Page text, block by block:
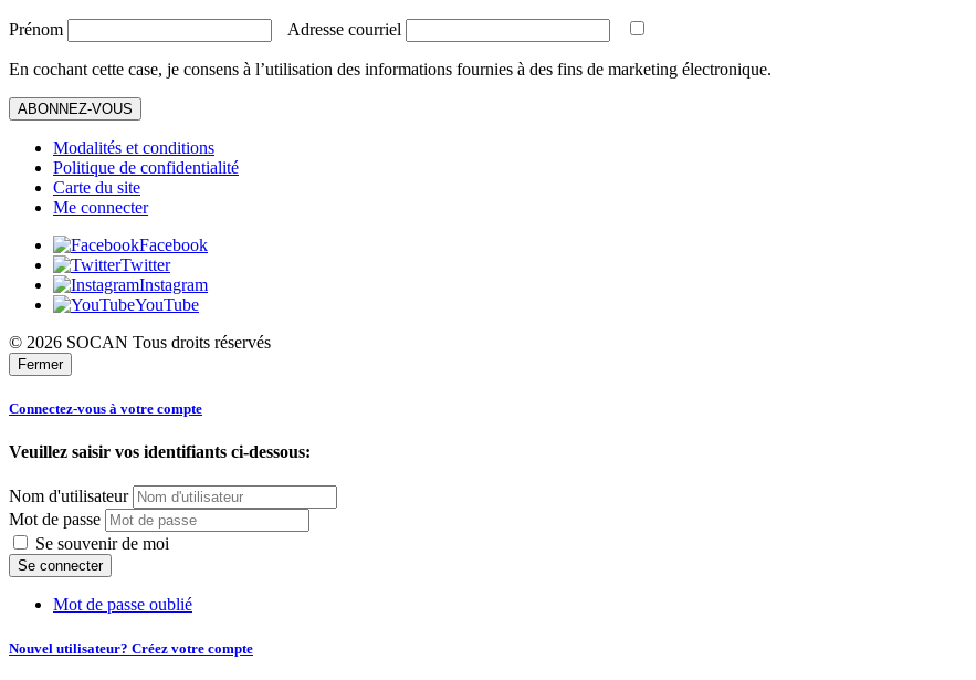
Prénom Adresse courriel
En cochant cette case, je consens à l’utilisation des informations fournies à des fins de marketing électronique.
ABONNEZ-VOUS
Modalités et conditions
Politique de confidentialité
Carte du site
Me connecter
Facebook
Twitter
Instagram
YouTube
© 2026 SOCAN Tous droits réservés
Fermer
Connectez-vous à votre compte
Veuillez saisir vos identifiants ci-dessous:
Nom d'utilisateur
Mot de passe
Se souvenir de moi
Mot de passe oublié
Nouvel utilisateur? Créez votre compte